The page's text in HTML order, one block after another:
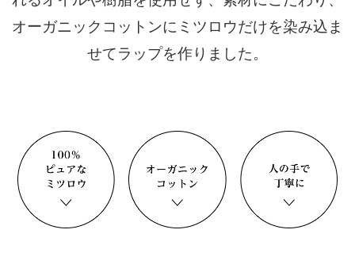
オーガニックコットンにミツロウだけを染み込ま
せてラップを作りました。